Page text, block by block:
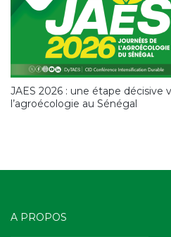
JAES 2026 : une étape décisive
l’agroécologie au Sénégal
A PROPOS